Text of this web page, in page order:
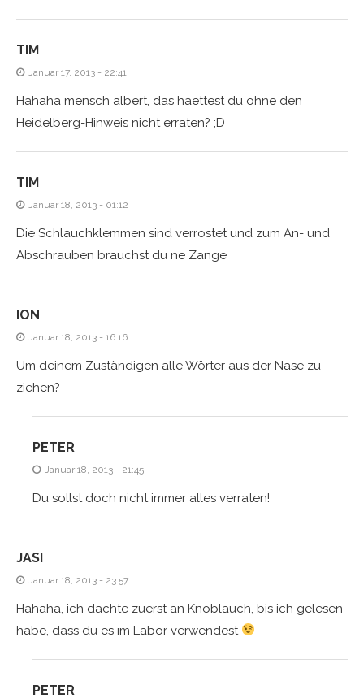
TIM
Januar 17, 2013 - 22:41
Hahaha mensch albert, das haettest du ohne den
Heidelberg-Hinweis nicht erraten? ;D
TIM
Januar 18, 2013 - 01:12
Die Schlauchklemmen sind verrostet und zum An- und
Abschrauben brauchst du ne Zange
ION
Januar 18, 2013 - 16:16
Um deinem Zuständigen alle Wörter aus der Nase zu
ziehen?
PETER
Januar 18, 2013 - 21:45
Du sollst doch nicht immer alles verraten!
JASI
Januar 18, 2013 - 23:57
Hahaha, ich dachte zuerst an Knoblauch, bis ich gelesen
habe, dass du es im Labor verwendest
PETER